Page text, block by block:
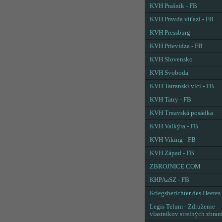
KVH Prašník - FB
KVH Pravda víťazí - FB
KVH Pressburg
KVH Prievidza - FB
KVH Slovensko
KVH Svoboda
KVH Tatranskí vlci - FB
KVH Tatry - FB
KVH Trnavská posádka
KVH Valkýra - FB
KVH Viking - FB
KVH Západ - FB
ZBROJNICE.COM
KHPAaSZ - FB
Kriegsberichter des Heeres
Legis Telum - Združenie
vlastníkov strelných